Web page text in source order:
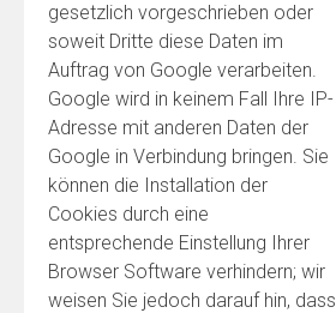
gesetzlich vorgeschrieben oder
soweit Dritte diese Daten im
Auftrag von Google verarbeiten.
Google wird in keinem Fall Ihre IP-
Adresse mit anderen Daten der
Google in Verbindung bringen. Sie
können die Installation der
Cookies durch eine
entsprechende Einstellung Ihrer
Browser Software verhindern; wir
weisen Sie jedoch darauf hin, dass